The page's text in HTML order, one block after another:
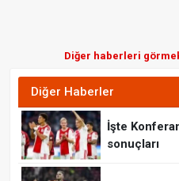
Diğer haberleri
Diğer Haberler
İşte
sonuçları